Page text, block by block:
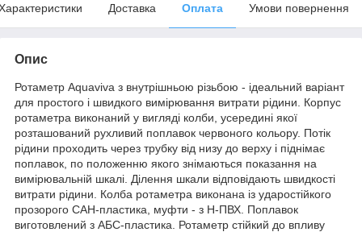
Доставка Оплата Умови повернення
Опис
Ротаметр Aquaviva з внутрішньою різьбою - ідеальний варіант
для простого і швидкого вимірювання витрати рідини. Корпус
ротаметра виконаний у вигляді колби, усередині якої
розташований рухливий поплавок червоного кольору. Потік
рідини проходить через трубку від низу до верху і піднімає
поплавок, по положенню якого знімаються показання на
вимірювальній шкалі. Ділення шкали відповідають швидкості
витрати рідини. Колба ротаметра виконана із ударостійкого
прозорого САН-пластика, муфти - з Н-ПВХ. Поплавок
виготовлений з АБС-пластика. Ротаметр стійкий до впливу